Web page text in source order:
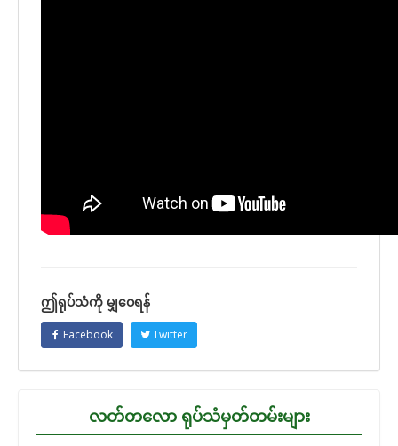
ဤရုပ်သံကို မျှဝေရန်
Facebook Twitter
လတ်တလော ရုပ်သံမှတ်တမ်းများ